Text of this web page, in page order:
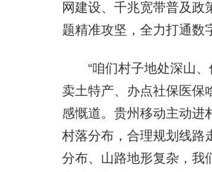
网建设、千兆宽带普及政
题精准攻坚，全力打通数
“咱们村子地处深山、
卖土特产、办点社保医保
感慨道。贵州移动主动进
村落分布，合理规划线路
分布、山路地形复杂，我